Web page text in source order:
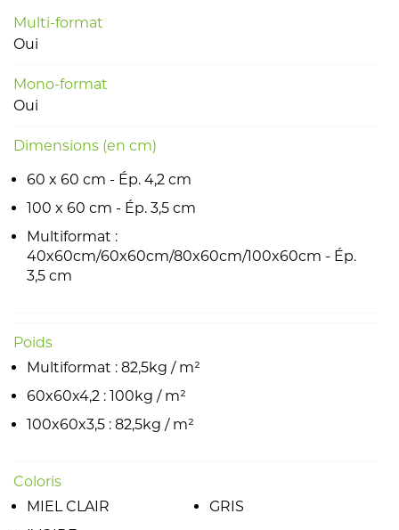
Multi-format
Oui
Mono-format
Oui
Dimensions (en cm)
60 x 60 cm - Ép. 4,2 cm
100 x 60 cm - Ép. 3,5 cm
Multiformat :
40x60cm/60x60cm/80x60cm/100x60cm - Ép.
3,5 cm
Poids
Multiformat : 82,5kg / m²
60x60x4,2 : 100kg / m²
100x60x3,5 : 82,5kg / m²
Coloris
MIEL CLAIR
GRIS